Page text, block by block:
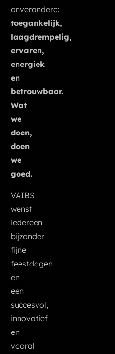
onveranderd:
toegankelijk,
laagdrempelig,
ervaren,
energiek
en
betrouwbaar.
Wat
we
doen,
doen
we
goed.
VAIBS
wenst
iedereen
bijzonder
fijne
feestdagen
en
een
succesvol,
innovatief
en
vooral